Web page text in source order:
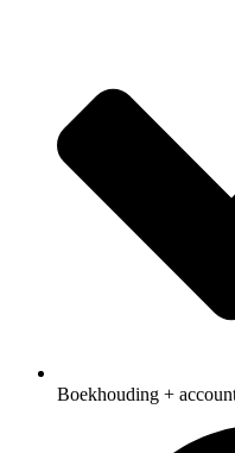
Boekhouding +